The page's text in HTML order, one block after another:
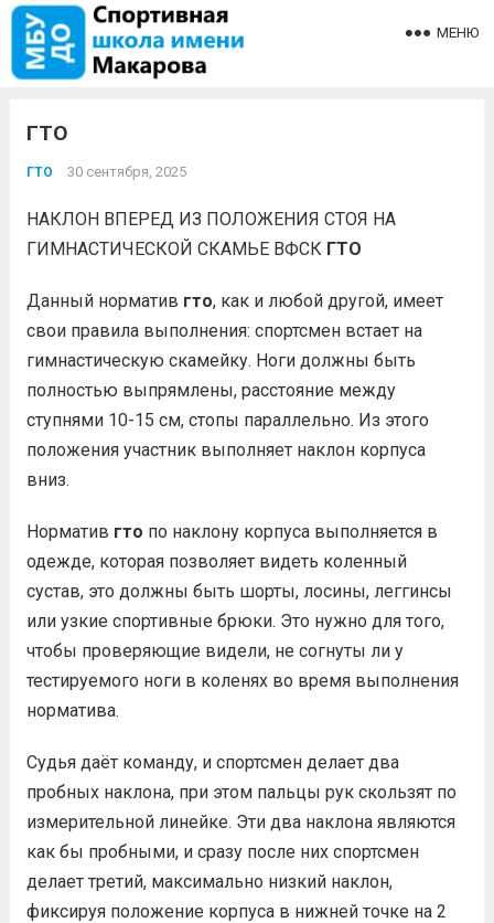
МЕНЮ
ГТО
ГТО 30 сентября, 2025
НАКЛОН ВПЕРЕД ИЗ ПОЛОЖЕНИЯ СТОЯ НА
ГИМНАСТИЧЕСКОЙ СКАМЬЕ ВФСК ГТО
Данный норматив гто, как и любой другой, имеет
свои правила выполнения: спортсмен встает на
гимнастическую скамейку. Ноги должны быть
полностью выпрямлены, расстояние между
ступнями 10-15 см, стопы параллельно. Из этого
положения участник выполняет наклон корпуса
вниз.
Норматив гто по наклону корпуса выполняется в
одежде, которая позволяет видеть коленный
сустав, это должны быть шорты, лосины, леггинсы
или узкие спортивные брюки. Это нужно для того,
чтобы проверяющие видели, не согнуты ли у
тестируемого ноги в коленях во время выполнения
норматива.
Судья даёт команду, и спортсмен делает два
пробных наклона, при этом пальцы рук скользят по
измерительной линейке. Эти два наклона являются
как бы пробными, и сразу после них спортсмен
делает третий, максимально низкий наклон,
фиксируя положение корпуса в нижней точке на 2